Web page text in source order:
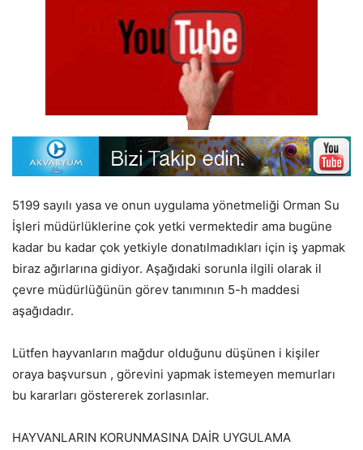
5199 sayılı yasa ve onun uygulama yönetmeliği Orman Su
İşleri müdürlüklerine çok yetki vermektedir ama bugüne
kadar bu kadar çok yetkiyle donatılmadıkları için iş yapmak
biraz ağırlarına gidiyor. Aşağıdaki sorunla ilgili olarak il
çevre müdürlüğünün görev tanımının 5-h maddesi
aşağıdadır.
Lütfen hayvanların mağdur olduğunu düşünen i kişiler
oraya başvursun , görevini yapmak istemeyen memurları
bu kararları göstererek zorlasınlar.
HAYVANLARIN KORUNMASINA DAİR UYGULAMA